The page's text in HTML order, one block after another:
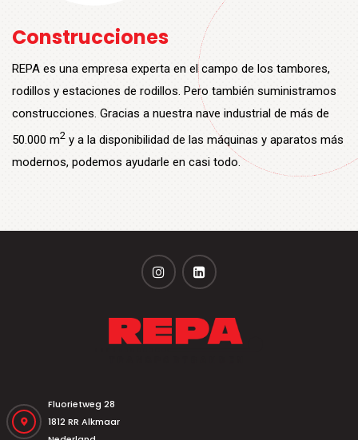
Construcciones
REPA es una empresa experta en el campo de los tambores,
rodillos y estaciones de rodillos. Pero también suministramos
construcciones. Gracias a nuestra nave industrial de más de
50.000 m2 y a la disponibilidad de las máquinas y aparatos más
modernos, podemos ayudarle en casi todo.
Fluorietweg 28
1812 RR Alkmaar